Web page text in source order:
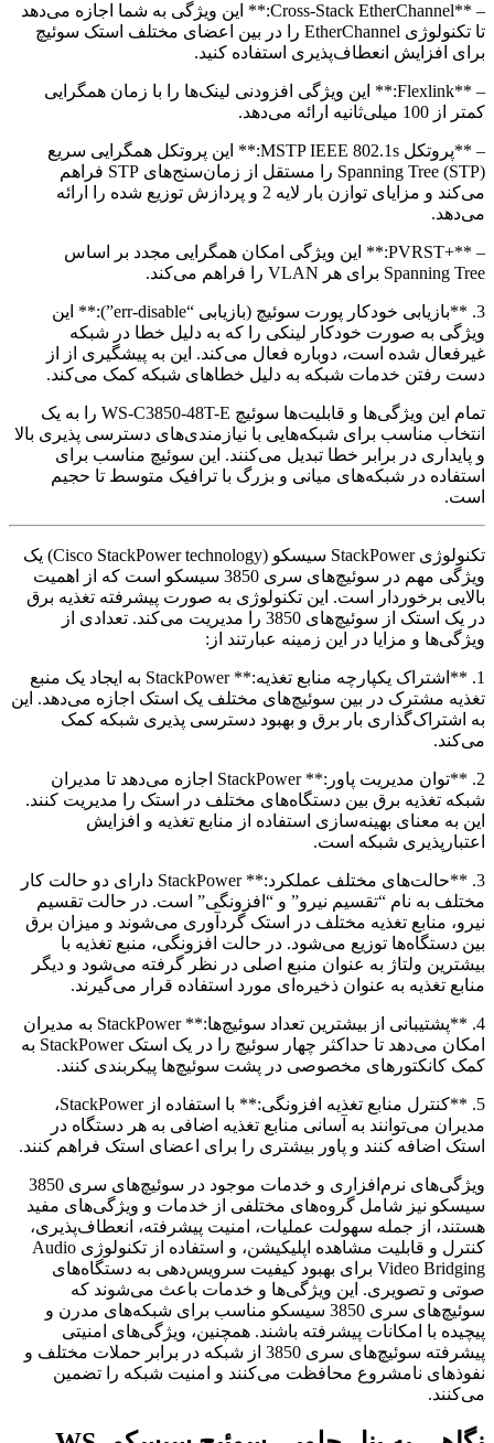
– **Cross-Stack EtherChannel:** این ویژگی به شما اجازه می‌دهد
تا تکنولوژی EtherChannel را در بین اعضای مختلف استک سوئیچ
برای افزایش انعطاف‌پذیری استفاده کنید.
– **Flexlink:** این ویژگی افزودنی لینک‌ها را با زمان همگرایی
کمتر از 100 میلی‌ثانیه ارائه می‌دهد.
– **پروتکل MSTP IEEE 802.1s:** این پروتکل همگرایی سریع
Spanning Tree (STP) را مستقل از زمان‌سنج‌های STP فراهم
می‌کند و مزایای توازن بار لایه 2 و پردازش توزیع شده را ارائه
می‌دهد.
– **+PVRST:** این ویژگی امکان همگرایی مجدد بر اساس
Spanning Tree برای هر VLAN را فراهم می‌کند.
3. **بازیابی خودکار پورت سوئیچ (بازیابی “err-disable”):** این
ویژگی به صورت خودکار لینکی را که به دلیل خطا در شبکه
غیرفعال شده است، دوباره فعال می‌کند. این به پیشگیری از از
دست رفتن خدمات شبکه به دلیل خطاهای شبکه کمک می‌کند.
تمام این ویژگی‌ها و قابلیت‌ها سوئیچ WS-C3850-48T-E را به یک
انتخاب مناسب برای شبکه‌هایی با نیازمندی‌های دسترسی پذیری بالا
و پایداری در برابر خطا تبدیل می‌کنند. این سوئیچ مناسب برای
استفاده در شبکه‌های میانی و بزرگ با ترافیک متوسط تا حجیم
است.
تکنولوژی StackPower سیسکو (Cisco StackPower technology) یک
ویژگی مهم در سوئیچ‌های سری 3850 سیسکو است که از اهمیت
بالایی برخوردار است. این تکنولوژی به صورت پیشرفته تغذیه برق
در یک استک از سوئیچ‌های 3850 را مدیریت می‌کند. تعدادی از
ویژگی‌ها و مزایا در این زمینه عبارتند از:
1. **اشتراک یکپارچه منابع تغذیه:** StackPower به ایجاد یک منبع
تغذیه مشترک در بین سوئیچ‌های مختلف یک استک اجازه می‌دهد. این
به اشتراک‌گذاری بار برق و بهبود دسترسی پذیری شبکه کمک
می‌کند.
2. **توان مدیریت پاور:** StackPower اجازه می‌دهد تا مدیران
شبکه تغذیه برق بین دستگاه‌های مختلف در استک را مدیریت کنند.
این به معنای بهینه‌سازی استفاده از منابع تغذیه و افزایش
اعتبارپذیری شبکه است.
3. **حالت‌های مختلف عملکرد:** StackPower دارای دو حالت کار
مختلف به نام “تقسیم نیرو” و “افزونگی” است. در حالت تقسیم
نیرو، منابع تغذیه مختلف در استک گردآوری می‌شوند و میزان برق
بین دستگاه‌ها توزیع می‌شود. در حالت افزونگی، منبع تغذیه با
بیشترین ولتاژ به عنوان منبع اصلی در نظر گرفته می‌شود و دیگر
منابع تغذیه به عنوان ذخیره‌ای مورد استفاده قرار می‌گیرند.
4. **پشتیبانی از بیشترین تعداد سوئیچ‌ها:** StackPower به مدیران
امکان می‌دهد تا حداکثر چهار سوئیچ را در یک استک StackPower به
کمک کانکتور‌های مخصوصی در پشت سوئیچ‌ها پیکربندی کنند.
5. **کنترل منابع تغذیه افزونگی:** با استفاده از StackPower،
مدیران می‌توانند به آسانی منابع تغذیه اضافی به هر دستگاه در
استک اضافه کنند و پاور بیشتری را برای اعضای استک فراهم کنند.
ویژگی‌های نرم‌افزاری و خدمات موجود در سوئیچ‌های سری 3850
سیسکو نیز شامل گروه‌های مختلفی از خدمات و ویژگی‌های مفید
هستند، از جمله سهولت عملیات، امنیت پیشرفته، انعطاف‌پذیری،
کنترل و قابلیت مشاهده اپلیکیشن، و استفاده از تکنولوژی Audio
Video Bridging برای بهبود کیفیت سرویس‌دهی به دستگاه‌های
صوتی و تصویری. این ویژگی‌ها و خدمات باعث می‌شوند که
سوئیچ‌های سری 3850 سیسکو مناسب برای شبکه‌های مدرن و
پیچیده با امکانات پیشرفته باشند. همچنین، ویژگی‌های امنیتی
پیشرفته سوئیچ‌های سری 3850 از شبکه در برابر حملات مختلف و
نفوذهای نامشروع محافظت می‌کنند و امنیت شبکه را تضمین
می‌کنند.